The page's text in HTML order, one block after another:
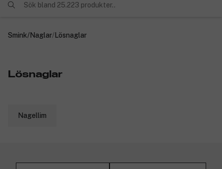
Sök bland 25.223 produkter..
Smink/Naglar/Lösnaglar
Lösnaglar
Nagellim